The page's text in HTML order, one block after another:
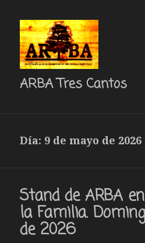
ARBA Tres Cantos
Día: 9 de mayo de 2026
Stand de ARBA
la Familia.
de 2026